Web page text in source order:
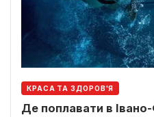
КРАСА ТА ЗДОРОВ'Я
Де поплавати в